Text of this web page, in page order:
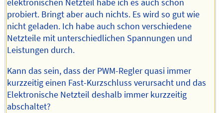
elektronischen Netzteil habe ich es auch schon
probiert. Bringt aber auch nichts. Es wird so gut wie
nicht geladen. Ich habe auch schon verschiedene
Netzteile mit unterschiedlichen Spannungen und
Leistungen durch.
Kann das sein, dass der PWM-Regler quasi immer
kurzzeitig einen Fast-Kurzschluss verursacht und das
Elektronische Netzteil deshalb immer kurzzeitig
abschaltet?